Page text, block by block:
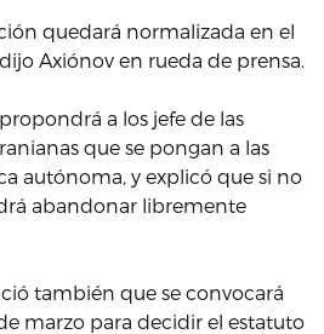
quedará normalizada en el
Axiónov en rueda de prensa.
a los jefe de las
que se pongan a las
autónoma, y explicó que si no
abandonar libremente
también que se convocará
marzo para decidir el estatuto